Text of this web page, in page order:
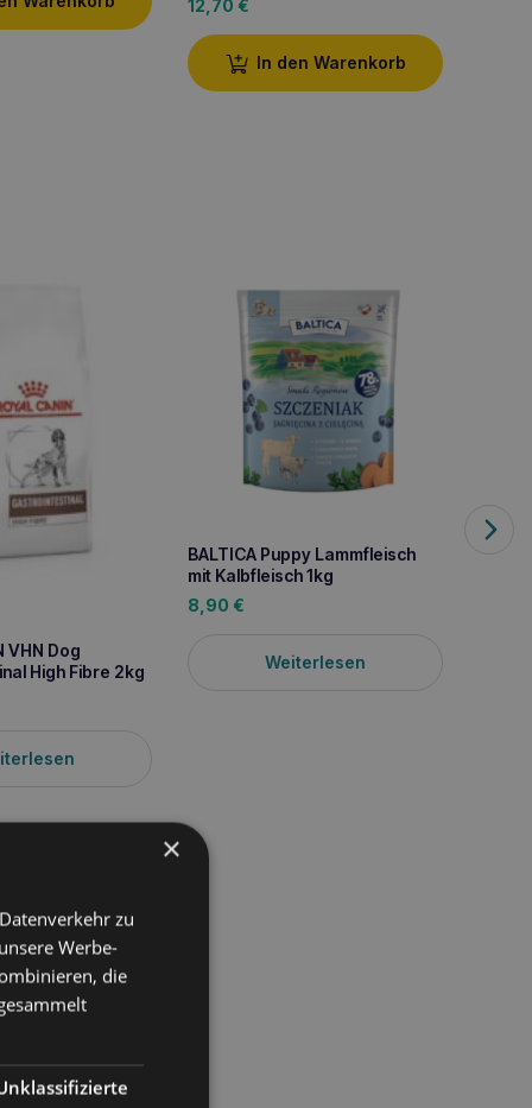
12,70 €
In den Warenkorb
VHN Dog
High Fibre 2kg
BALTICA Puppy Lammfleisch
mit Kalbfleisch 1kg
8,90 €
Weiterlesen
Hunde
Kaloriengehalts trägt
hohen
und gesunder
haben. Die
×
zu
Werbe-
die